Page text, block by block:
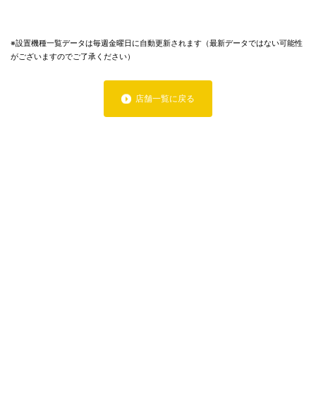
※設置機種一覧データは毎週金曜日に自動更新されます（最新データではない可能性
がございますのでご了承ください）
店舗一覧に戻る